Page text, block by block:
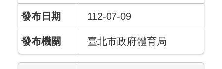
112-07-09
臺北市政府體育局